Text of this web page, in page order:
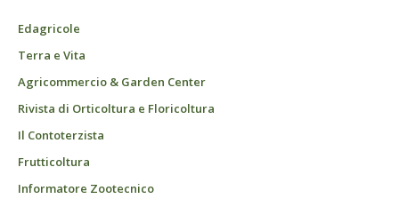
Edagricole
Terra e Vita
Agricommercio & Garden Center
Rivista di Orticoltura e Floricoltura
Il Contoterzista
Frutticoltura
Informatore Zootecnico